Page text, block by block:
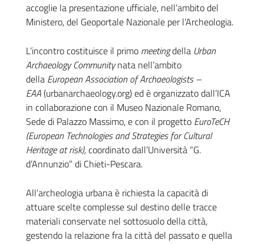
accoglie la presentazione ufficiale, nell’ambito del
Ministero, del Geoportale Nazionale per l’Archeologia.
L’incontro costituisce il primo meetingdella Urban
Archaeology Communitynata nell’ambito
della European Association of Archaeologists –
EAA(urbanarchaeology.org) ed è organizzato dall’ICA
in collaborazione con il Museo Nazionale Romano,
Sede di Palazzo Massimo, e con il progetto EuroTeCH
(European Technologies and Strategies for Cultural
Heritage at risk),coordinato dall’Università “G.
d’Annunzio” di Chieti-Pescara.
All’archeologia urbana è richiesta la capacità di
attuare scelte complesse sul destino delle tracce
materiali conservate nel sottosuolo della città,
gestendo la relazione fra la città del passato e quella